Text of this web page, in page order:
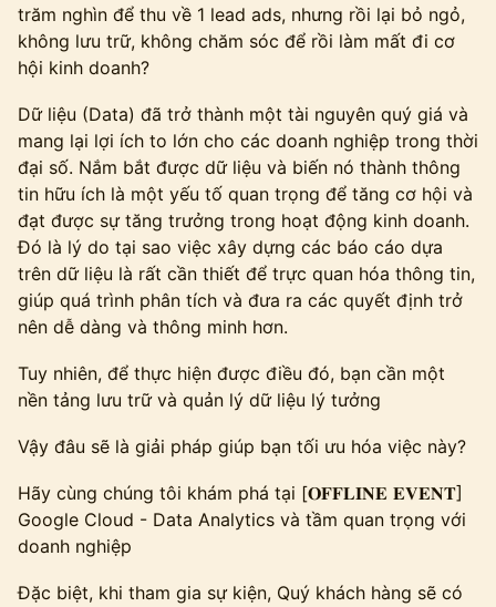
trăm nghìn để thu về 1 lead ads, nhưng rồi lại bỏ ngỏ,
không lưu trữ, không chăm sóc để rồi làm mất đi cơ
hội kinh doanh?
Dữ liệu (Data) đã trở thành một tài nguyên quý giá và
mang lại lợi ích to lớn cho các doanh nghiệp trong thời
đại số. Nắm bắt được dữ liệu và biến nó thành thông
tin hữu ích là một yếu tố quan trọng để tăng cơ hội và
đạt được sự tăng trưởng trong hoạt động kinh doanh.
Đó là lý do tại sao việc xây dựng các báo cáo dựa
trên dữ liệu là rất cần thiết để trực quan hóa thông tin,
giúp quá trình phân tích và đưa ra các quyết định trở
nên dễ dàng và thông minh hơn.
Tuy nhiên, để thực hiện được điều đó, bạn cần một
nền tảng lưu trữ và quản lý dữ liệu lý tưởng
Vậy đâu sẽ là giải pháp giúp bạn tối ưu hóa việc này?
Hãy cùng chúng tôi khám phá tại [𝐎𝐅𝐅𝐋𝐈𝐍𝐄 𝐄𝐕𝐄𝐍𝐓]
Google Cloud - Data Analytics và tầm quan trọng với
doanh nghiệp
Đặc biệt, khi tham gia sự kiện, Quý khách hàng sẽ có